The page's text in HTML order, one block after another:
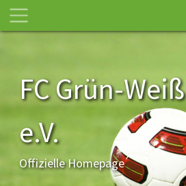
FC Grün-
e.V.
Offizielle Homepage